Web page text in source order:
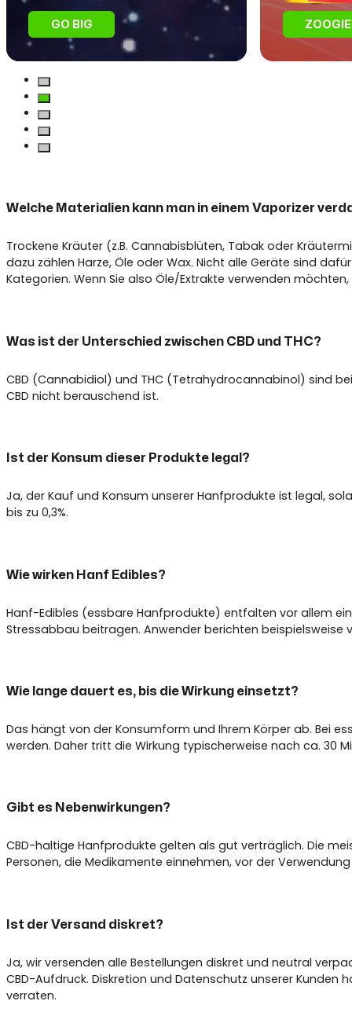
GO BIG
Welche Materialien kann man in einem Vaporizer
Trockene Kräuter (z.B. Cannabisblüten, Tabak oder
dazu zählen Harze, Öle oder Wax. Nicht alle Geräte sind
Kategorien. Wenn Sie also Öle/Extrakte verwenden
Was ist der Unterschied zwischen CBD und THC?
CBD (Cannabidiol) und THC (Tetrahydrocannabinol) sind
CBD nicht berauschend ist.
Ist der Konsum dieser Produkte legal?
Ja, der Kauf und Konsum unserer Hanfprodukte ist legal,
bis zu 0,3%.
Wie wirken Hanf Edibles?
Hanf-Edibles (essbare Hanfprodukte) entfalten vor allem
Stressabbau beitragen. Anwender berichten
Wie lange dauert es, bis die Wirkung einsetzt?
Das hängt von der Konsumform und Ihrem Körper ab. Bei
werden. Daher tritt die Wirkung typischerweise nach ca. 30
Gibt es Nebenwirkungen?
CBD-haltige Hanfprodukte gelten als gut verträglich. Die
Personen, die Medikamente einnehmen, vor der
Ist der Versand diskret?
Ja, wir versenden alle Bestellungen diskret und neutral
CBD-Aufdruck. Diskretion und Datenschutz unserer
verraten.